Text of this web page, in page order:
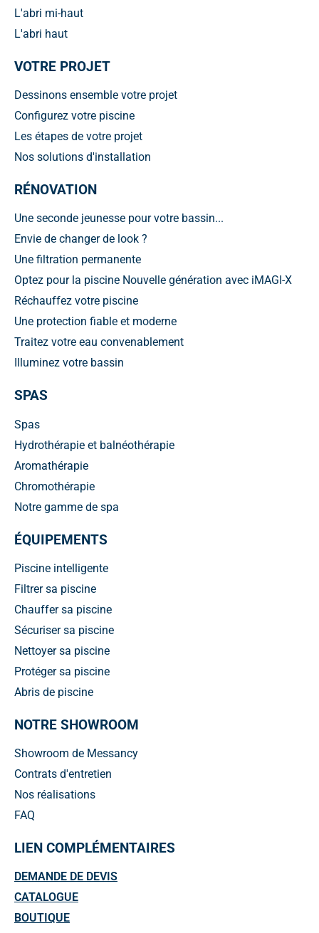
L'abri mi-haut
L'abri haut
VOTRE PROJET
Dessinons ensemble votre projet
Configurez votre piscine
Les étapes de votre projet
Nos solutions d'installation
RÉNOVATION
Une seconde jeunesse pour votre bassin...
Envie de changer de look ?
Une filtration permanente
Optez pour la piscine Nouvelle génération avec iMAGI-X
Réchauffez votre piscine
Une protection fiable et moderne
Traitez votre eau convenablement
Illuminez votre bassin
SPAS
Spas
Hydrothérapie et balnéothérapie
Aromathérapie
Chromothérapie
Notre gamme de spa
ÉQUIPEMENTS
Piscine intelligente
Filtrer sa piscine
Chauffer sa piscine
Sécuriser sa piscine
Nettoyer sa piscine
Protéger sa piscine
Abris de piscine
NOTRE SHOWROOM
Showroom de Messancy
Contrats d'entretien
Nos réalisations
FAQ
LIEN COMPLÉMENTAIRES
DEMANDE DE DEVIS
CATALOGUE
BOUTIQUE